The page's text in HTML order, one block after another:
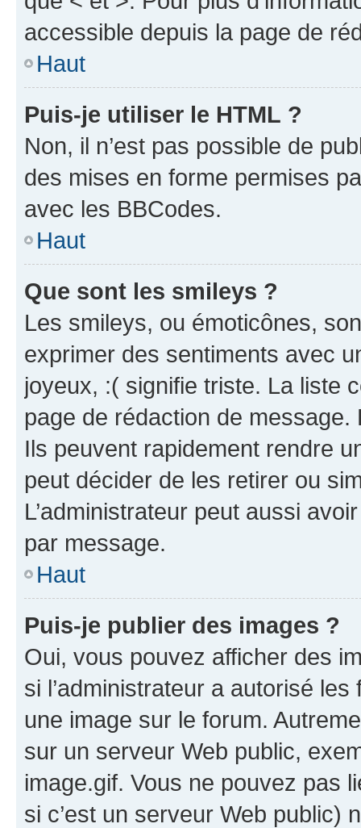
accessible depuis la page de
Haut
Puis-je utiliser le HTML ?
Non, il n’est pas possible de
des mises en forme permises
avec les BBCodes.
Haut
Que sont les smileys ?
Les smileys, ou émoticônes,
exprimer des sentiments avec
joyeux, :( signifie triste. La liste
page de rédaction de
Ils peuvent rapidement rendre
peut décider de les retirer ou
L’administrateur peut aussi
par message.
Haut
Puis-je publier des images ?
Oui, vous pouvez afficher des
si l’administrateur a autorisé
une image sur le forum.
sur un serveur Web public,
image.gif. Vous ne pouvez pas
si c’est un serveur Web public)